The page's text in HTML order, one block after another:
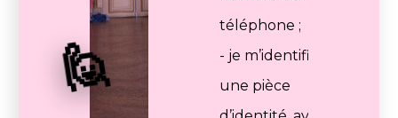
🙋
téléphone ;
- je m’identifie avec
une pièce